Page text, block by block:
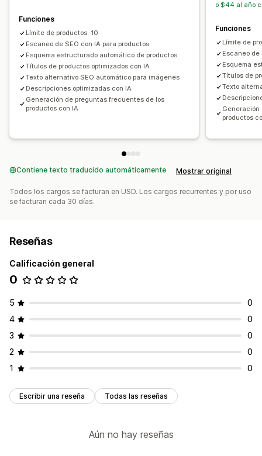
Optimización de la velocidad
Optimización del contenido
API y webhook
Monitorear el rendimiento
Puntuación SEO
Informes Información útil y consejos
Informes y estadísticas
Análisis de palabra clave
Análisis de enlaces
Seguimiento
Funciones
Límite de productos: 10
Escaneo de SEO con IA para productos
Esquema estructurado automático de productos
Títulos de productos optimizados con IA
Texto alternativo SEO automático para imágenes
Descripciones optimizadas con IA
Generación de preguntas frecuentes de los
productos con IA
o $44 al año
Funciones
Límite de
Escaneo de
Esquema
Títulos de
Texto
productos
Contiene texto traducido automáticamente Mostrar original
Todos los cargos se facturan en USD. Los cargos recurrentes y por uso
se facturan cada 30 días.
Reseñas
Calificación general
0
5
0
4
0
3
0
2
0
1
0
Escribir una reseña Todas las reseñas
Aún no hay reseñas